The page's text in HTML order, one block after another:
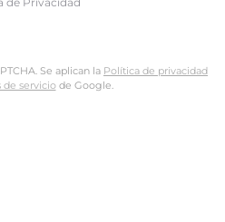
Se aplican la Política de privacidad
de serviciode Google.